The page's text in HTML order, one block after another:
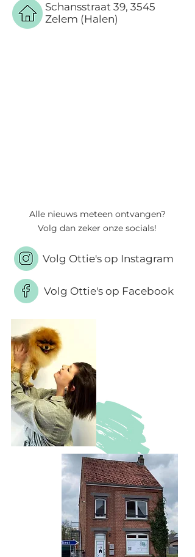
Schansstraat 39, 3545
Zelem (Halen)
Alle nieuws meteen ontvangen?
Volg dan zeker onze socials!
Volg Ottie's op Instagram
Volg Ottie's op Facebook